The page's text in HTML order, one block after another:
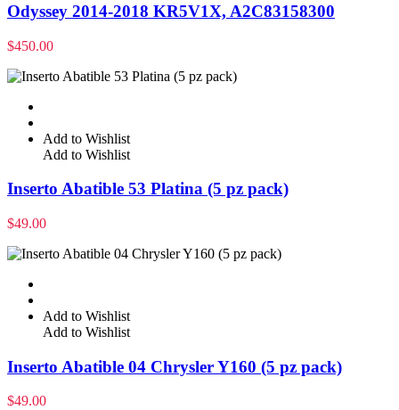
Odyssey 2014-2018 KR5V1X, A2C83158300
$450.00
Add to Wishlist
Add to Wishlist
Inserto Abatible 53 Platina (5 pz pack)
$49.00
Add to Wishlist
Add to Wishlist
Inserto Abatible 04 Chrysler Y160 (5 pz pack)
$49.00